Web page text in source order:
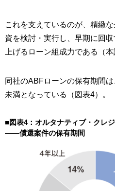
これを支えているのが、精緻
資を検討・実行し、早期に回
上げるローン組成力である（
同社のABFローンの保有期間
未満となっている（図表4）。
■図表4：オルタナティブ・クレ
——償還案件の保有期間